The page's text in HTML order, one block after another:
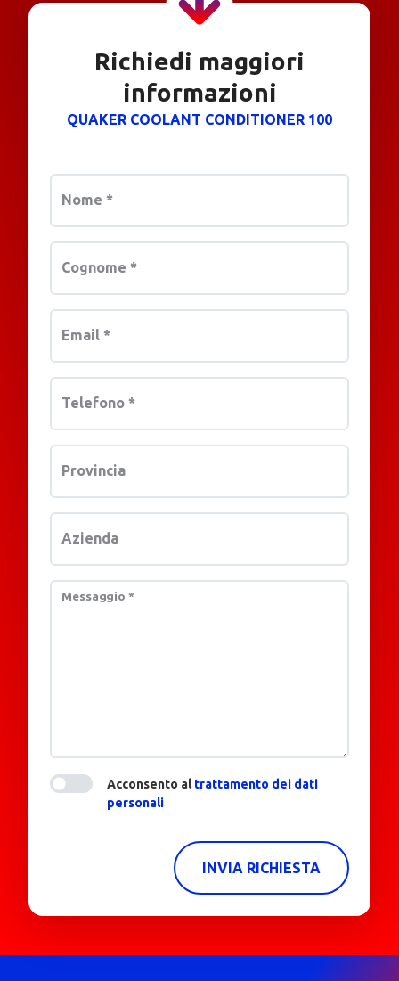
Richiedi maggiori
informazioni
QUAKER COOLANT CONDITIONER 100
Nome *
Cognome *
Email *
Telefono *
Provincia
Azienda
Messaggio *
Acconsento altrattamento dei dati
personali
INVIA RICHIESTA